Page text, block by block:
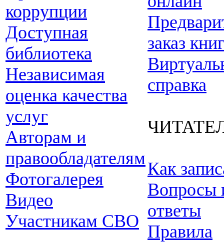
коррупции
Доступная
библиотека
Независимая
оценка качества
услуг
Авторам и
правообладателям
Фотогалерея
Видео
Участникам СВО
заказ
справка
Как
Вопросы
ответы
Правила